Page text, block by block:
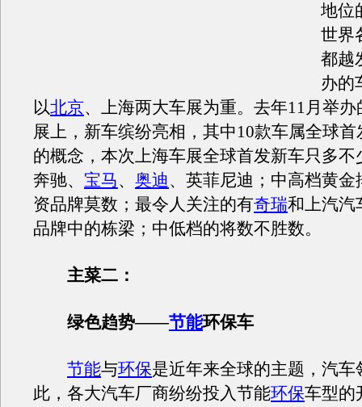
地位
世界
都越
办的
以北京、上海两大车展为重。去年11月举
展上，新车缤纷亮相，其中10款车属全球首
的概念，本次上海车展全球首发新车只多不
奔驰、 宝马、 奥迪、英菲尼迪；中高档黄金
资品牌莫数；最令人关注的有奇瑞和上汽汽
品牌中的栋梁；中低档的将数不胜数。
主菜二：
绿色趋势——节能环保车
节能与环保是近年来全球的主题，汽车
此，各大汽车厂商纷纷投入节能环保车型的